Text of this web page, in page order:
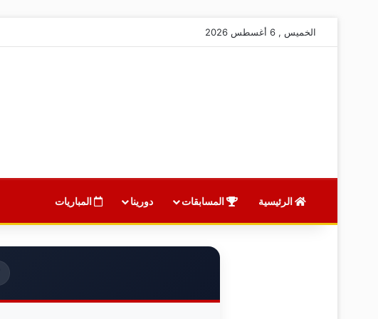
الخميس , 6 أغسطس 2026
الرئيسية المسابقات دورينا المباريات